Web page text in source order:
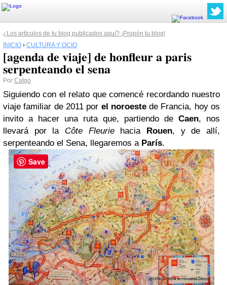
¿Los artículos de tu blog publicados aquí? ¡Propón tu blog!
INICIO › CULTURA Y OCIO
[agenda de viaje] de honfleur a paris
serpenteando el sena
Por Catgo
Siguiendo con el relato que comencé recordando nuestro
viaje familiar de 2011 por el noroestede Francia, hoy os
invito a hacer una ruta que, partiendo de Caen, nos
llevará por la Côte Fleuriehacia Rouen, y de allí,
serpenteando el Sena, llegaremos a París.
Save